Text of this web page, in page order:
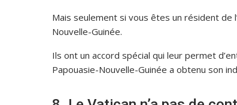
Mais seulement si vous êtes un résident de
Nouvelle-Guinée.
Ils ont un accord spécial qui leur permet
Papouasie-Nouvelle-Guinée a obtenu son